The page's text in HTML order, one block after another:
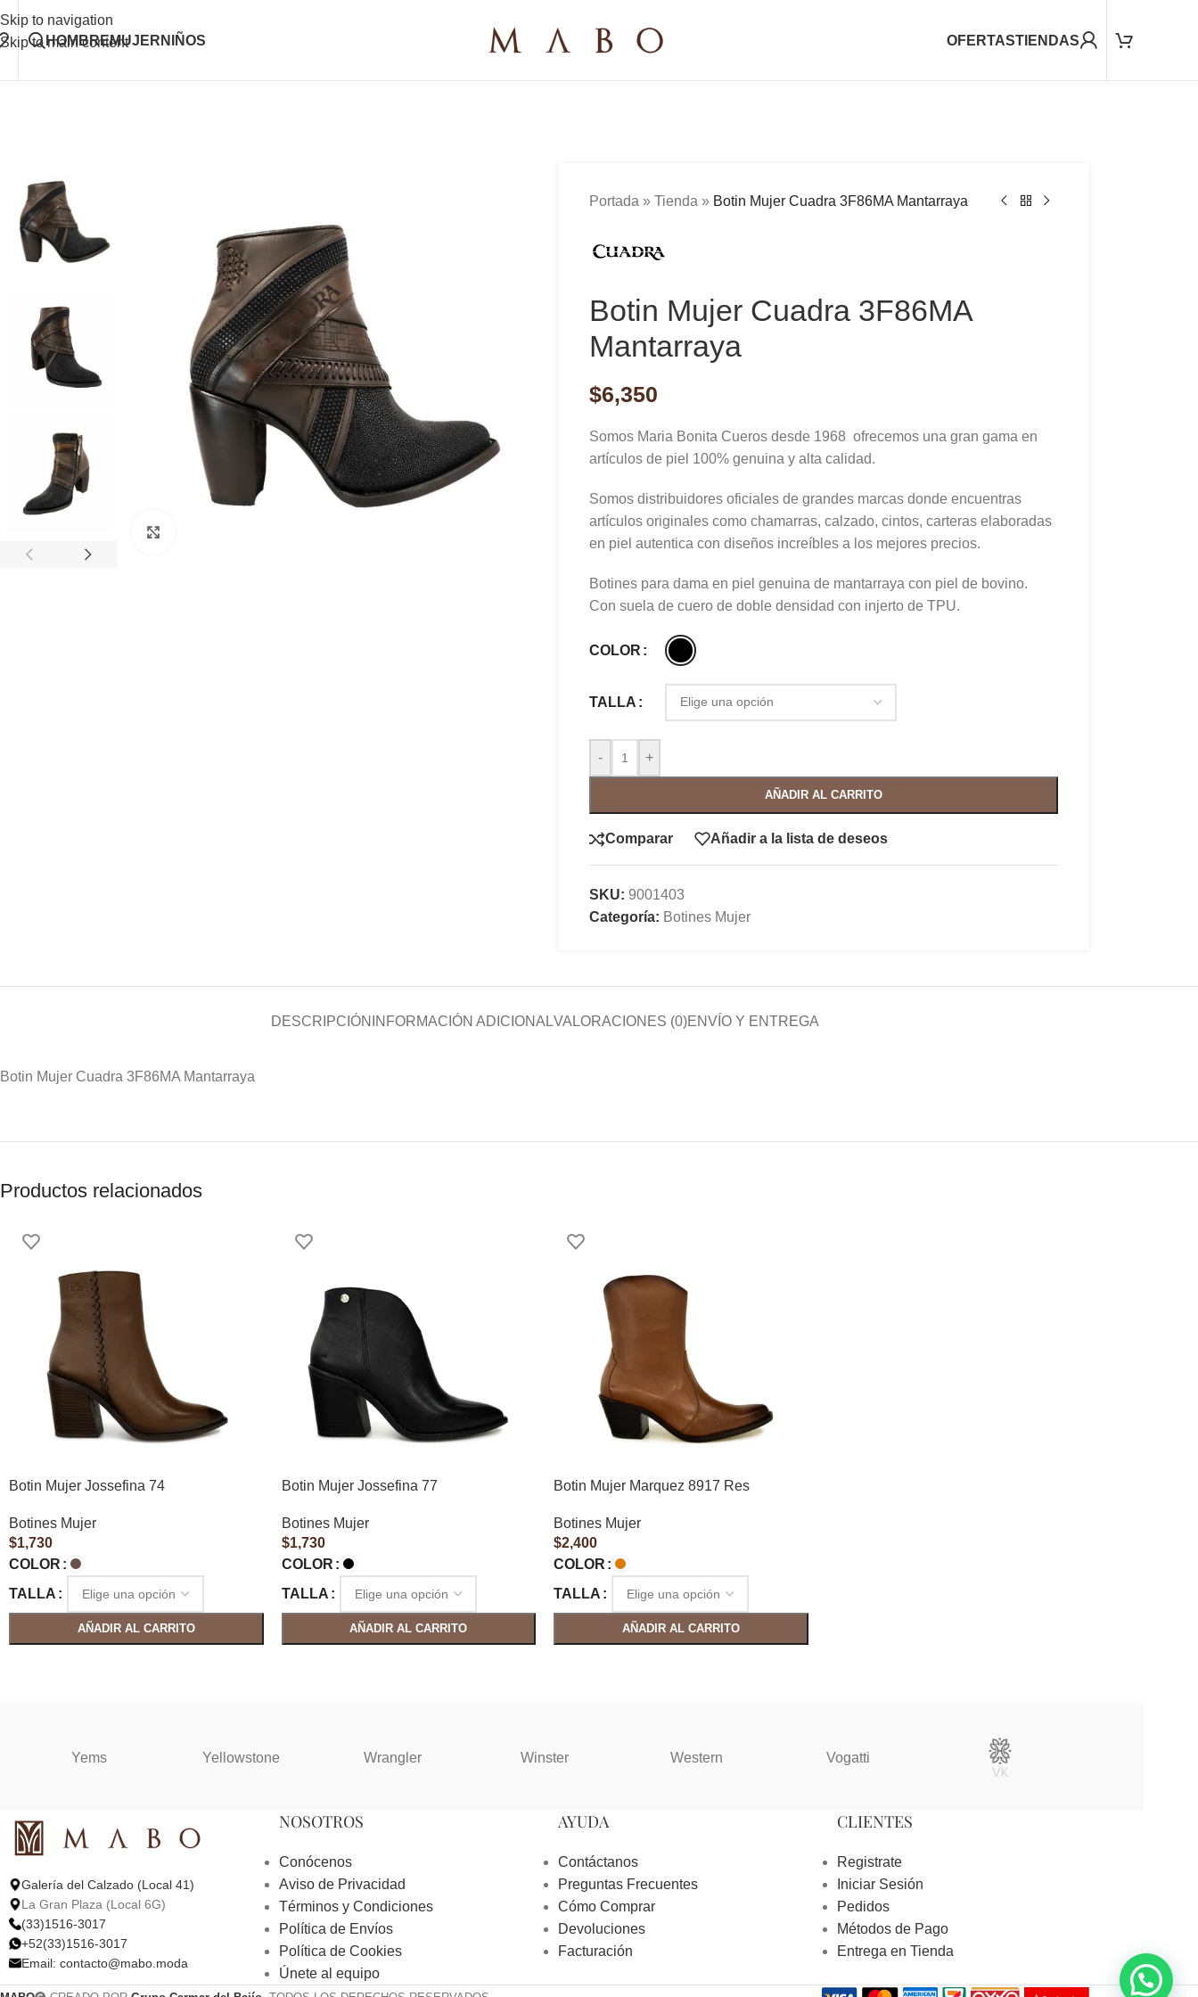
Skip to navigation
Skip to main content
HOMBREMUJER NIÑOS OFERTASTIENDAS
Portada » Tienda » Botin Mujer Cuadra 3F86MA Mantarraya
Botin Mujer Cuadra 3F86MA
Mantarraya
$6,350
Somos Maria Bonita Cueros desde 1968 ofrecemos una gran gama en
artículos de piel 100% genuina y alta calidad.
Somos distribuidores oficiales de grandes marcas donde encuentras
artículos originales como chamarras, calzado, cintos, carteras elaboradas
en piel autentica con diseños increíbles a los mejores precios.
Botines para dama en piel genuina de mantarraya con piel de bovino.
Con suela de cuero de doble densidad con injerto de TPU.
COLOR
TALLA
- +
AÑADIR AL CARRITO
Comparar Añadir a la lista de deseos
SKU: 9001403
Categoría: Botines Mujer
DESCRIPCIÓN INFORMACIÓN ADICIONALVALORACIONES (0)ENVÍO Y ENTREGA
Botin Mujer Cuadra 3F86MA Mantarraya
Productos relacionados
Botin Mujer Jossefina 74
Botines Mujer
$1,730
COLOR
TALLA
AÑADIR AL CARRITO
Botin Mujer Jossefina 77
Botines Mujer
$1,730
COLOR
TALLA
AÑADIR AL CARRITO
Botin Mujer Marquez 8917 Res
Botines Mujer
$2,400
COLOR
TALLA
AÑADIR AL CARRITO
Yems Yellowstone Wrangler Winster Western Vogatti
Galería del Calzado (Local 41)
La Gran Plaza (Local 6G)
(33)1516-3017
+52(33)1516-3017
Email: contacto@mabo.moda
NOSOTROS
Conócenos
Aviso de Privacidad
Términos y Condiciones
Política de Envíos
Política de Cookies
Únete al equipo
AYUDA
Contáctanos
Preguntas Frecuentes
Cómo Comprar
Devoluciones
Facturación
CLIENTES
Registrate
Iniciar Sesión
Pedidos
Métodos de Pago
Entrega en Tienda